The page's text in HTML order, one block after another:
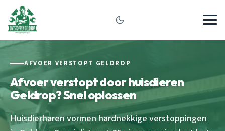
AFVOER VERSTOPT GELDROP
Afvoer verstopt door huisdieren
Geldrop? Snel oplossen
Huisdierharen vormen hardnekkige verstoppingen